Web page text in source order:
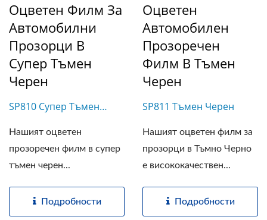
Оцветен Филм За
Автомобилни
Прозорци В
Супер Тъмен
Черен
SP810 Супер Тъмен
Нашият оцветен
прозоречен филм в супер
тъмен черен...
Подробности
Оцветен
Автомобилен
Прозоречен
Филм В Тъмен
Черен
SP811 Тъмен Черен
Нашият оцветен филм за
прозорци в Тъмно Черно
е висококачествен...
Подробности